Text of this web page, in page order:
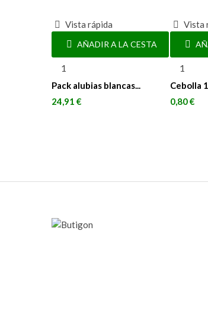
Vista rápida
AÑADIR A LA CESTA
Pack alubias blancas...
Precio
24,91 €
Vista
Precio
0,80 €